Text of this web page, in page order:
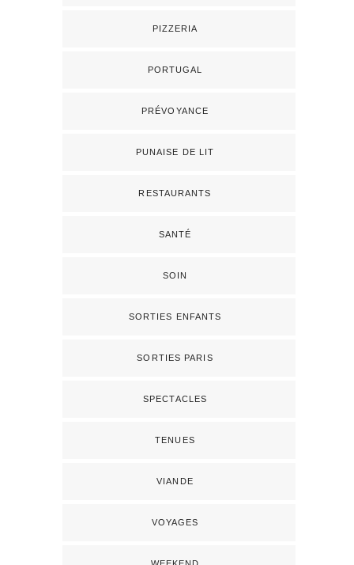
PIZZERIA
PORTUGAL
PRÉVOYANCE
PUNAISE DE LIT
RESTAURANTS
SANTÉ
SOIN
SORTIES ENFANTS
SORTIES PARIS
SPECTACLES
TENUES
VIANDE
VOYAGES